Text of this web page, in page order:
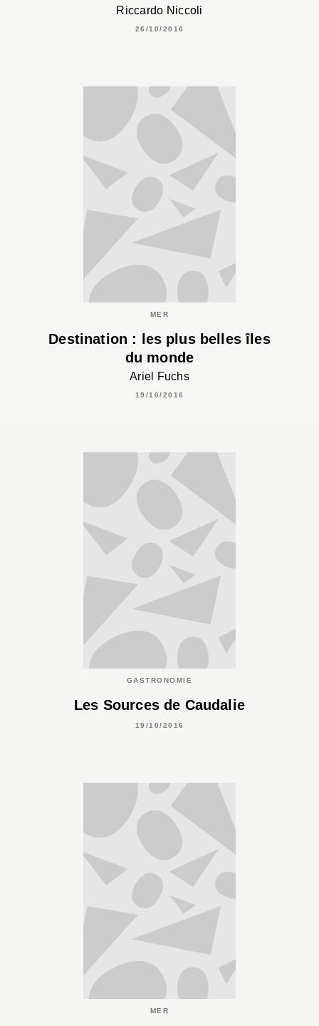
Riccardo Niccoli
26/10/2016
MER
Destination : les plus belles îles
du monde
Ariel Fuchs
19/10/2016
GASTRONOMIE
Les Sources de Caudalie
19/10/2016
MER